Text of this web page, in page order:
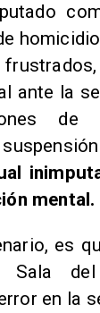
ante la
de
mental.
es
Sala
en la